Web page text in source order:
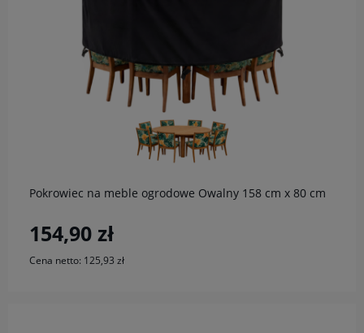
Pokrowiec na meble ogrodowe Owalny 158 cm x 80 cm
154,90 zł
Cena netto: 125,93 zł
do koszyka